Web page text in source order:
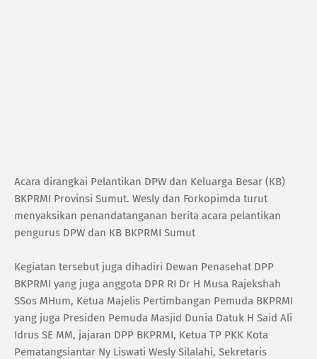
Acara dirangkai Pelantikan DPW dan Keluarga Besar (KB)
BKPRMI Provinsi Sumut. Wesly dan Forkopimda turut
menyaksikan penandatanganan berita acara pelantikan
pengurus DPW dan KB BKPRMI Sumut
Kegiatan tersebut juga dihadiri Dewan Penasehat DPP
BKPRMI yang juga anggota DPR RI Dr H Musa Rajekshah
SSos MHum, Ketua Majelis Pertimbangan Pemuda BKPRMI
yang juga Presiden Pemuda Masjid Dunia Datuk H Said Ali
Idrus SE MM, jajaran DPP BKPRMI, Ketua TP PKK Kota
Pematangsiantar Ny Liswati Wesly Silalahi, Sekretaris